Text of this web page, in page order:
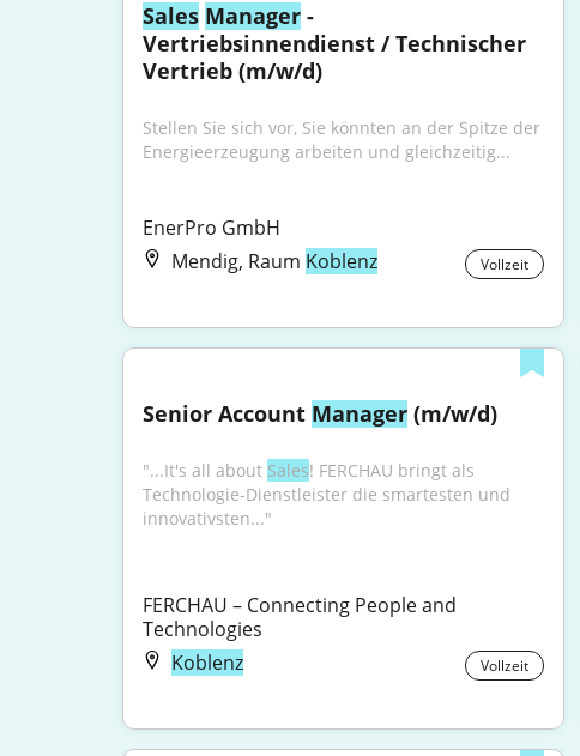
Sales Manager -
Vertriebsinnendienst / Technischer
Vertrieb (m/w/d)
Stellen Sie sich vor, Sie könnten an der Spitze der
Energieerzeugung arbeiten und gleichzeitig...
EnerPro GmbH
Mendig, Raum Koblenz Vollzeit
Senior Account Manager (m/w/d)
"...It's all about Sales! FERCHAU bringt als
Technologie-Dienstleister die smartesten und
innovativsten..."
FERCHAU – Connecting People and
Technologies
Koblenz
Vollzeit